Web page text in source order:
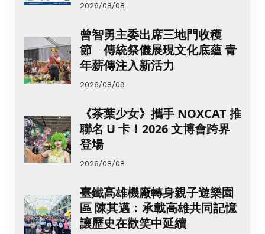
2026/08/08
曾智勇主委出席三地門收穫
節 傳統祭儀展現文化底蘊 青
年薪傳注入新活力
2026/08/09
《茶葉少女》攜手 NOXCAT 推
聯名 U 卡！2026 文博會跨界
登場
2026/08/08
臺鐵高雄機廠轉身親子遊樂園
區 陳其邁：承載高雄共同記憶
讓歷史在歡笑中延續